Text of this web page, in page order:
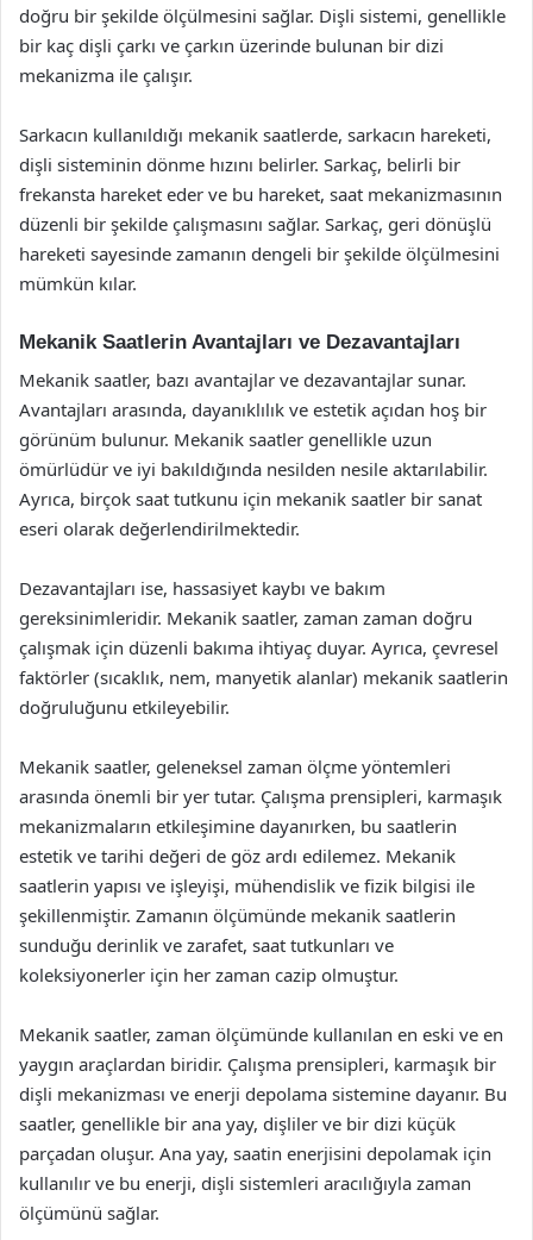
doğru bir şekilde ölçülmesini sağlar. Dişli sistemi, genellikle
bir kaç dişli çarkı ve çarkın üzerinde bulunan bir dizi
mekanizma ile çalışır.
Sarkacın kullanıldığı mekanik saatlerde, sarkacın hareketi,
dişli sisteminin dönme hızını belirler. Sarkaç, belirli bir
frekansta hareket eder ve bu hareket, saat mekanizmasının
düzenli bir şekilde çalışmasını sağlar. Sarkaç, geri dönüşlü
hareketi sayesinde zamanın dengeli bir şekilde ölçülmesini
mümkün kılar.
Mekanik Saatlerin Avantajları ve Dezavantajları
Mekanik saatler, bazı avantajlar ve dezavantajlar sunar.
Avantajları arasında, dayanıklılık ve estetik açıdan hoş bir
görünüm bulunur. Mekanik saatler genellikle uzun
ömürlüdür ve iyi bakıldığında nesilden nesile aktarılabilir.
Ayrıca, birçok saat tutkunu için mekanik saatler bir sanat
eseri olarak değerlendirilmektedir.
Dezavantajları ise, hassasiyet kaybı ve bakım
gereksinimleridir. Mekanik saatler, zaman zaman doğru
çalışmak için düzenli bakıma ihtiyaç duyar. Ayrıca, çevresel
faktörler (sıcaklık, nem, manyetik alanlar) mekanik saatlerin
doğruluğunu etkileyebilir.
Mekanik saatler, geleneksel zaman ölçme yöntemleri
arasında önemli bir yer tutar. Çalışma prensipleri, karmaşık
mekanizmaların etkileşimine dayanırken, bu saatlerin
estetik ve tarihi değeri de göz ardı edilemez. Mekanik
saatlerin yapısı ve işleyişi, mühendislik ve fizik bilgisi ile
şekillenmiştir. Zamanın ölçümünde mekanik saatlerin
sunduğu derinlik ve zarafet, saat tutkunları ve
koleksiyonerler için her zaman cazip olmuştur.
Mekanik saatler, zaman ölçümünde kullanılan en eski ve en
yaygın araçlardan biridir. Çalışma prensipleri, karmaşık bir
dişli mekanizması ve enerji depolama sistemine dayanır. Bu
saatler, genellikle bir ana yay, dişliler ve bir dizi küçük
parçadan oluşur. Ana yay, saatin enerjisini depolamak için
kullanılır ve bu enerji, dişli sistemleri aracılığıyla zaman
ölçümünü sağlar.